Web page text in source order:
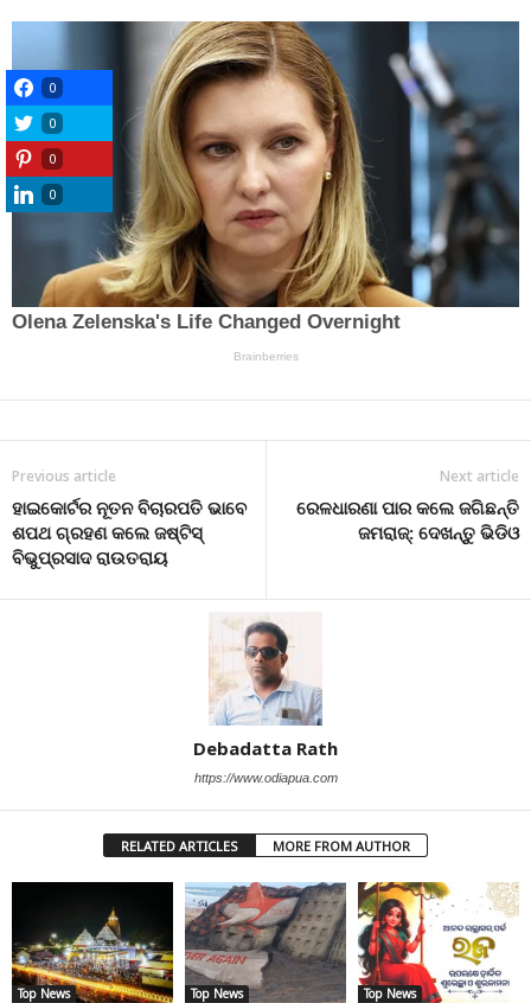
Previous article
ହାଇକୋର୍ଟର ନୂତନ ବିଚାରପତି ଭାବେ
ଶପଥ ଗ୍ରହଣ କଲେ ଜଷ୍ଟିସ୍‍
ବିଭୁପ୍ରସାଦ ରାଉତରାୟ
Next article
ରେଳଧାରଣା ପାର କଲେ ଜଗିଛନ୍ତି
ଜମରାଜ୍: ଦେଖନ୍ତୁ ଭିଡିଓ
Debadatta Rath
https://www.odiapua.com
RELATED ARTICLES MORE FROM AUTHOR
Top News Top News Top News
0
0
0
0